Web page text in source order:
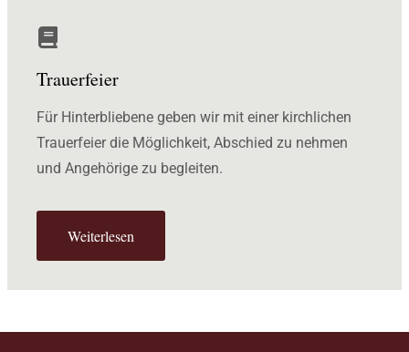
Trauerfeier
Für Hinterbliebene geben wir mit einer kirchlichen
Trauerfeier die Möglichkeit, Abschied zu nehmen
und Angehörige zu begleiten.
Weiterlesen